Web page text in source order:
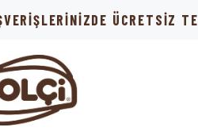
ÜCRETSİZ